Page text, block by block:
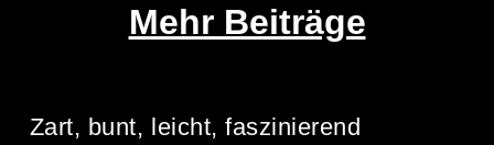
Mehr Beiträge
Zart, bunt, leicht, faszinierend